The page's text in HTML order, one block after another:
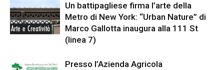
Arte e Creatività
Un battipagliese firma l’arte della
Metro di New York: “Urban Nature” di
Marco Gallotta inaugura alla 111 St
(linea 7)
Presso l’Azienda Agricola